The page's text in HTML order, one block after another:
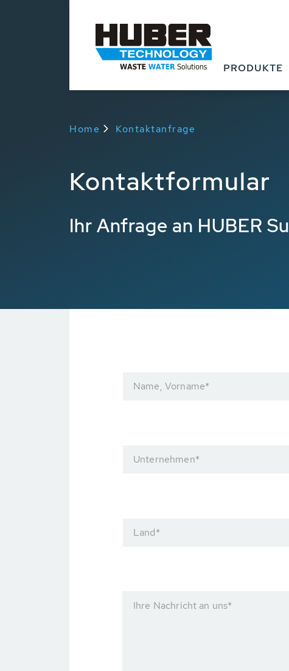
PRODUKTE
Home Kontaktanfrage
Kontaktformular
Ihr Anfrage an HUBER
Name, Vorname*
Unternehmen*
Land*
Ihre Nachricht an uns*